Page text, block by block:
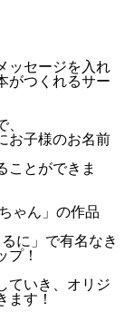
ッセージを入れ
がつくれるサー
お子様のお名前
ことができま
ゃん」の作品
に」で有名なき
プ！
ていき、オリジ
ます！